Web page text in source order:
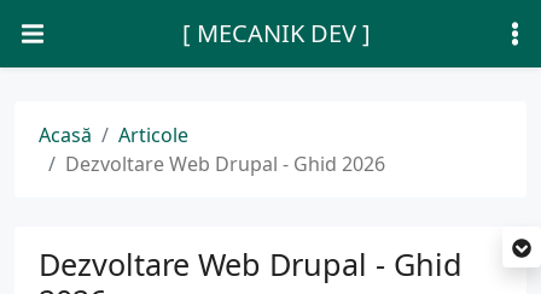
[ MECANIK DEV ]
Acasă
Articole
Dezvoltare Web Drupal - Ghid 2026
Dezvoltare Web Drupal - Ghid